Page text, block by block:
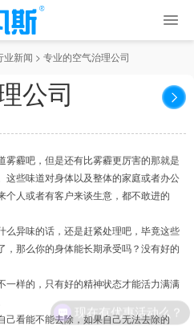
业新闻 > 专业的空气治理公司
公司
雾霾吧，但是还有比雾霾更厉害的那就是
这些味道对身体以及整体的家庭或者办公
个人或者有客户来谈生意，都不敢进的
么异味的话，还是赶紧处理吧，毕竟这些
，那么你的身体能长期承受吗？没有好的
一样的，只有好的精神状态才能活力满满
己看能不能去除，如果自己无法去除的
现在有优惠活动么？